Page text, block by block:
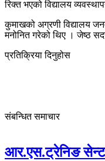
रिक्त भएको विद्यालय
कुमाखको अग्रणी विद्यालय
मनोनित गरेको थिए । जेष्ठ
प्रतिक्रिया दिनुहोस
संबन्धित समाचार
आर.एस.ट्रेनिङ